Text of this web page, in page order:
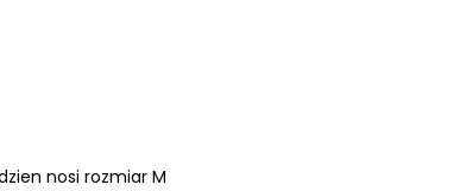
nosi rozmiar M